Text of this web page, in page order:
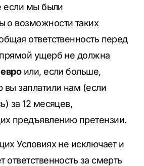
если мы были
о возможности таких
ответственность перед
ущерб не должна
или, если больше,
заплатили нам (если
за 12 месяцев,
предъявлению претензии.
Условиях не исключает и
ответственность за смерть